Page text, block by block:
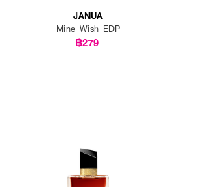
JANUA
Mine Wish EDP
฿279